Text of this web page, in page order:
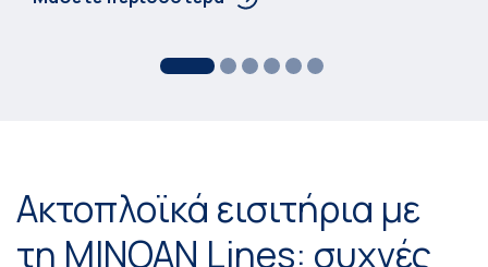
Ακτοπλοϊκά εισιτήρια με
τη MINOAN Lines: συχνές